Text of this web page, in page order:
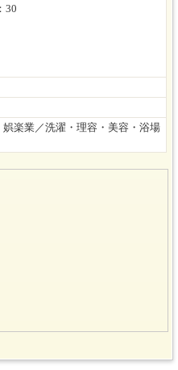
30
楽業／洗濯・理容・美容・浴場